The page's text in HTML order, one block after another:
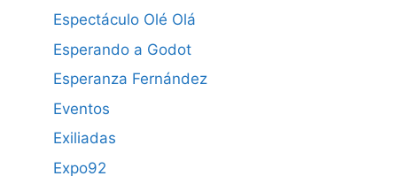
Espectáculo Olé Olá
Esperando a Godot
Esperanza Fernández
Eventos
Exiliadas
Expo92